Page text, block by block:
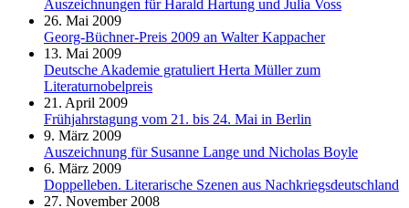
Auszeichnungen für Harald Hartung und Julia Voss
26. Mai 2009
Georg-Büchner-Preis 2009 an Walter Kappacher
13. Mai 2009
Deutsche Akademie gratuliert Herta Müller zum
Literaturnobelpreis
21. April 2009
Frühjahrstagung vom 21. bis 24. Mai in Berlin
9. März 2009
Auszeichnung für Susanne Lange und Nicholas Boyle
6. März 2009
Doppelleben. Literarische Szenen aus Nachkriegsdeutschland
27. November 2008